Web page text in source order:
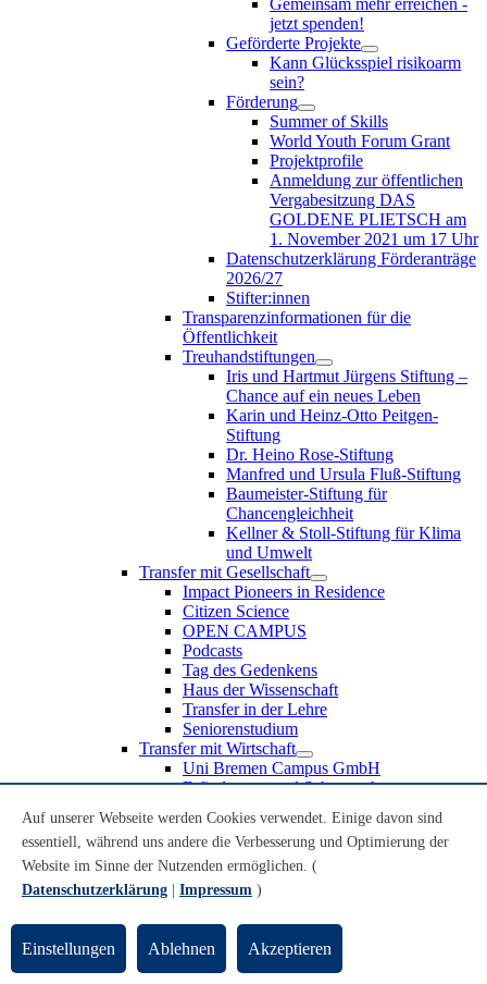
jetzt spenden!
Geförderte Projekte
Kann Glücksspiel risikoarm
sein?
Förderung
Summer of Skills
World Youth Forum Grant
Projektprofile
Anmeldung zur öffentlichen
Vergabesitzung DAS
GOLDENE PLIETSCH am
1. November 2021 um 17 Uhr
Datenschutzerklärung Förderanträge
2026/27
Stifter:innen
Transparenzinformationen für die
Öffentlichkeit
Treuhandstiftungen
Iris und Hartmut Jürgens Stiftung –
Chance auf ein neues Leben
Karin und Heinz-Otto Peitgen-
Stiftung
Dr. Heino Rose-Stiftung
Manfred und Ursula Fluß-Stiftung
Baumeister-Stiftung für
Chancengleichheit
Kellner & Stoll-Stiftung für Klima
und Umwelt
Transfer mit Gesellschaft
Impact Pioneers in Residence
Citizen Science
OPEN CAMPUS
Podcasts
Tag des Gedenkens
Haus der Wissenschaft
Transfer in der Lehre
Seniorenstudium
Transfer mit Wirtschaft
Uni Bremen Campus GmbH
Erfindungen und Schutzrechte
Recruiting an der Universität Bremen
Weiterbildung an der Universität Bremen
Transfer mit Schule
Schülerinnen und Schüler
Schulklassen
Lehrkräfte
Gründungsunterstützung
Auf unserer Webseite werden Cookies verwendet. Einige davon sind
essentiell, während uns andere die Verbesserung und Optimierung der
Website im Sinne der Nutzenden ermöglichen. (
Datenschutzerklärung
Impressum )
Einstellungen Ablehnen Akzeptieren